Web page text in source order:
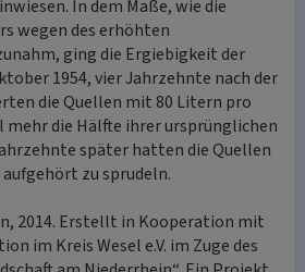
In dem Maße, wie die
wegen des erhöhten
ging die Ergiebigkeit der
1954, vier Jahrzehnte nach der
die Quellen mit 80 Litern pro
mehr die Hälfte ihrer ursprünglichen
später hatten die Quellen
zu sprudeln.
2014. Erstellt in Kooperation mit
im Kreis Wesel e.V. im Zuge des